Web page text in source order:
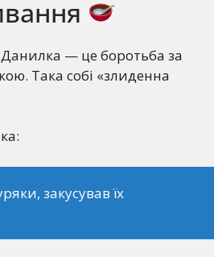
— це боротьба за
Така собі «злиденна
закусував їх